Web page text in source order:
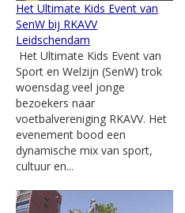
Het Ultimate Kids Event van
SenW bij RKAVV
Leidschendam
Het Ultimate Kids Event van
Sport en Welzijn (SenW) trok
woensdag veel jonge
bezoekers naar
voetbalvereniging RKAVV. Het
evenement bood een
dynamische mix van sport,
cultuur en...